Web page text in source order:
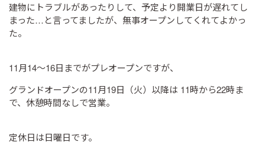
建物にトラブルがあったりして、予定より開業日が遅れてし
まった…と言ってましたが、無事オープンしてくれてよかっ
た。
11月14～16日までがプレオープンですが、
グランドオープンの11月19日（火）以降は 11時から22時ま
で、休憩時間なしで営業。
定休日は日曜日です。